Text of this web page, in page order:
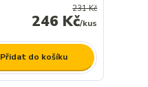
231 Kč
246 Kč/kus
Přidat do košíku